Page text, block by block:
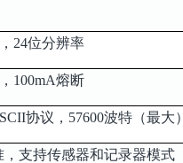
24位分辨率
100mA熔断
协议，57600波特（最大）
支持传感器和记录器模式